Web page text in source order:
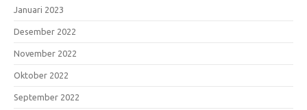
Januari 2023
Desember 2022
November 2022
Oktober 2022
September 2022